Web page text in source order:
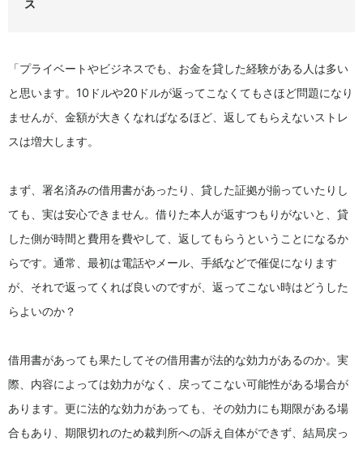
ス
「プライベートやビジネスでも、お金を貸した経験がある人は多い
と思います。10ドルや20ドルが返ってこなくてもさほど問題になり
ませんが、金額が大きくなればなるほど、返してもらえないストレ
スは増大します。
まず、署名済みの借用書があったり、貸した証拠が揃っていたりし
ても、実は安心できません。借りた本人が返すつもりがないと、貸
した側が時間と費用を費やして、返してもらうということになるか
らです。通常、最初は電話やメール、手紙などで催促になります
が、それで返ってくれば良いのですが、返ってこない時はどうした
らよいのか？
借用書があっても果たしてその借用書が法的な効力があるのか。実
際、内容によっては効力がなく、戻ってこない可能性がある場合が
あります。更に法的な効力があっても、その効力にも期限がある場
合もあり、期限切れのため裁判所への訴え自体ができず、結局戻っ